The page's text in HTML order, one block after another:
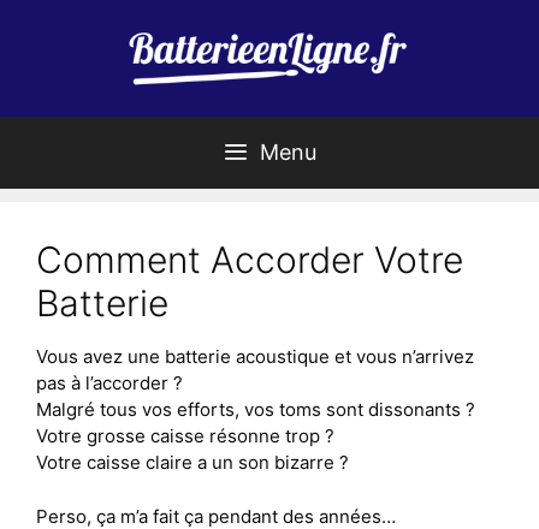
Menu
Comment Accorder Votre
Batterie
Vous avez une batterie acoustique et vous n’arrivez
pas à l’accorder ?
Malgré tous vos efforts, vos toms sont dissonants ?
Votre grosse caisse résonne trop ?
Votre caisse claire a un son bizarre ?
Perso, ça m’a fait ça pendant des années…